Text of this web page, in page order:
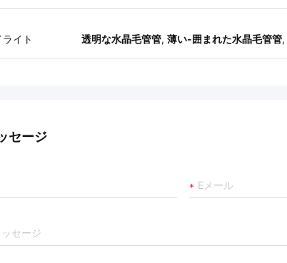
イト 透明な水晶毛管管, 薄い-囲まれた水晶毛管管,
セージ